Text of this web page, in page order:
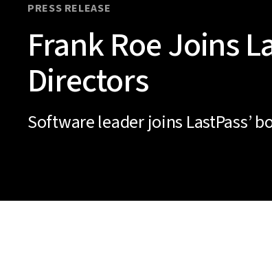
PRESS RELEASE
Frank Roe Joins
Directors
Software leader joins LastPass’